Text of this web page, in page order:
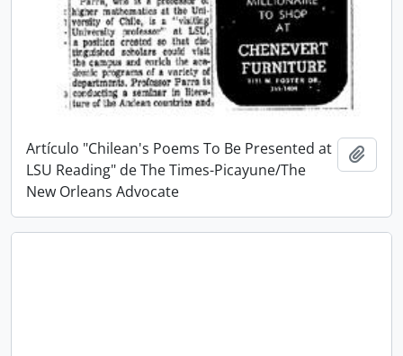
Artículo "Chilean's Poems To Be Presented at
LSU Reading" de The Times-Picayune/The
New Orleans Advocate